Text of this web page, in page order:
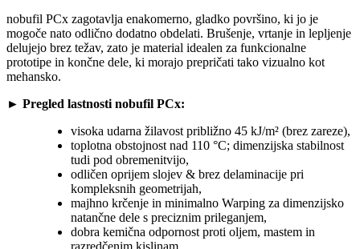
nobufil PCx zagotavlja enakomerno, gladko površino, ki jo je
mogoče nato odlično dodatno obdelati. Brušenje, vrtanje in lepljenje
delujejo brez težav, zato je material idealen za funkcionalne
prototipe in končne dele, ki morajo prepričati tako vizualno kot
mehansko.
► Pregled lastnosti nobufil PCx:
visoka udarna žilavost približno 45 kJ/m² (brez zareze),
toplotna obstojnost nad 110 °C; dimenzijska stabilnost
tudi pod obremenitvijo,
odličen oprijem slojev & brez delaminacije pri
kompleksnih geometrijah,
majhno krčenje in minimalno Warping za dimenzijsko
natančne dele s preciznim prileganjem,
dobra kemična odpornost proti oljem, mastem in
razredčenim kislinam,